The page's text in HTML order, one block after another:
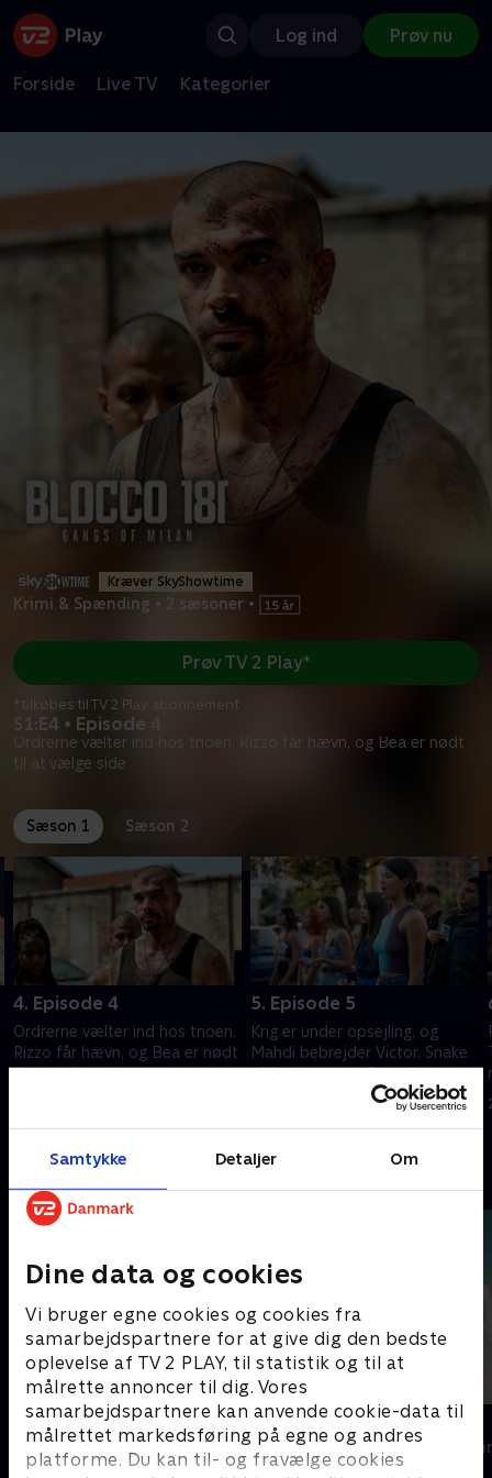
Samtykke Detaljer Om
Dine data og cookies
Vi bruger egne cookies og cookies fra
samarbejdspartnere for at give dig den bedste
oplevelse af TV 2 PLAY, til statistik og til at
målrette annoncer til dig. Vores
samarbejdspartnere kan anvende cookie-data til
målrettet markedsføring på egne og andres
platforme. Du kan til- og fravælge cookies
Log ind Prøv nu
Forside Live TV Kategorier
Kræver SkyShowtime
Krimi & Spænding • 2 sæsoner •
S1:E4 • Episode 4
Ordrerne vælter ind hos trioen. Rizzo får hævn, og Bea er nødt
til at vælge side
Prøv TV 2 Play*
*tilkøbes til TV 2 Play abonnement
Sæson 1 Sæson 2
4. Episode 4
Ordrerne vælter ind hos trioen.
Rizzo får hævn, og Bea er nødt
til at vælge side
5. Episode 5
Krig er under opsejling, og
Mahdi bebrejder Victor. Snake
afdækker en ny forretning
20. september 2022 • 56 min
Top Dog
Krimi & Spænding • 1 sæsoner
The Au Pair
Krimi &